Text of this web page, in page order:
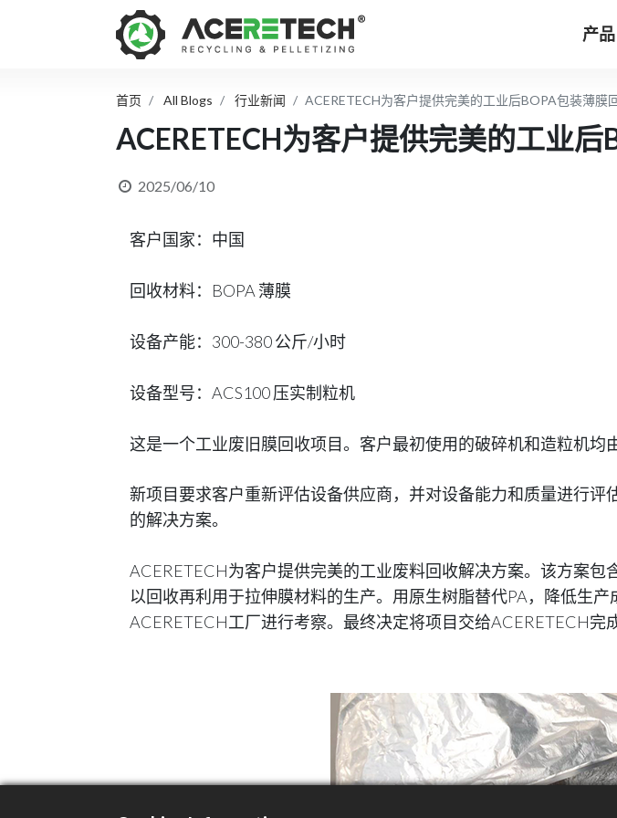
产品
首页 All Blogs 行业新闻 ACERETECH为客户提供完美的工业后BOPA包装薄膜
ACERETECH为客户提供完美的工业后
2025/06/10
客户国家：中国
回收材料：BOPA 薄膜
设备产能：300-380 公斤/小时
设备型号：ACS100 压实制粒机
这是一个工业废旧膜回收项目。客户最初使用的破碎机和造粒机均
新项目要求客户重新评估设备供应商，并对设备能力和质量进行
的解决方案。
ACERETECH为客户提供完美的工业废料回收解决方案。该方案
以回收再利用于拉伸膜材料的生产。用原生树脂替代PA，降低生
ACERETECH工厂进行考察。最终决定将项目交给ACERETECH